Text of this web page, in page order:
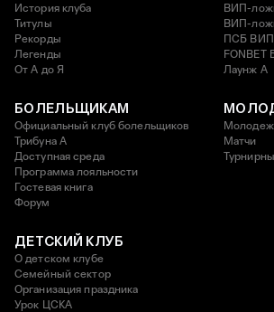
История клуба
Титулы
Рекорды
Легенды
От А до Я
ВИП-
ВИП-
ПСБ ВИП
FONBET
Лаунж A
БОЛЕЛЬЩИКАМ
Официальный клуб болельщиков
Трибуна А
Доступная среда
Программа лояльности
Гостевая книга
Форум
Матчи
ДЕТСКИЙ КЛУБ
О детском клубе
Семейный сектор
Организация праздника
Урок ЦСКА